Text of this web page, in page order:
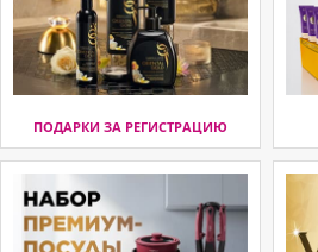
ПОДАРКИ ЗА РЕГИСТРАЦИЮ